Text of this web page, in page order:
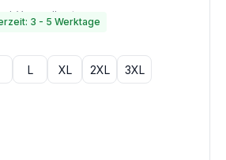
Versandkosten
3 - 5 Werktage
L XL 2XL 3XL